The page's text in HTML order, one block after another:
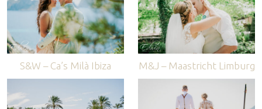
S&W – Ca’s Milà Ibiza M&J – Maastricht Limburg